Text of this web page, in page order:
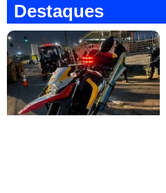
Destaques